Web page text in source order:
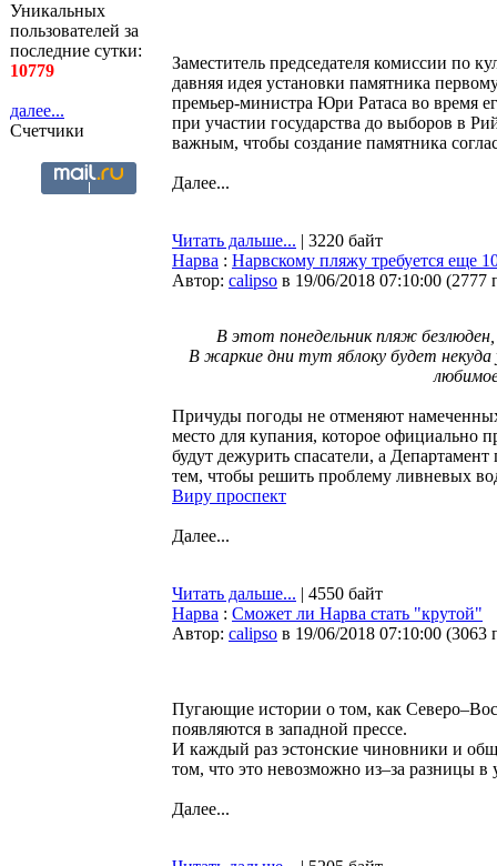
Уникальных
пользователей за
последние сутки:
10779
далее...
Счетчики
Заместитель председателя комиссии по
давняя идея установки памятника
премьер-министра Юри Ратаса во время
при участии государства до выборов в
важным, чтобы создание памятника
Далее...
Читать дальше... | 3220 байт
Нарва : Нарвскому пляжу требуется еще
Автор: calipso в 19/06/2018 07:10:00 (2777
В этот понедельник пляж
В жаркие дни тут яблоку будет
Причуды погоды не отменяют
место для купания, которое официально
будут дежурить спасатели, а
тем, чтобы решить проблему ливневых
Виру проспект
Далее...
Читать дальше... | 4550 байт
Нарва : Сможет ли Нарва стать "крутой"
Автор: calipso в 19/06/2018 07:10:00 (3063
Пугающие истории о том, как
появляются в западной прессе.
И каждый раз эстонские чиновники и
том, что это невозможно из–за разницы
Далее...